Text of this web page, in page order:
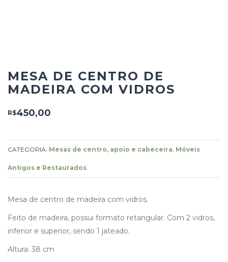
MESA DE CENTRO DE
MADEIRA COM VIDROS
R$450,00
CATEGORIA: Mesas de centro, apoio e cabeceira Móveis
Antigos e Restaurados
Mesa de centro de madeira com vidros.
Feito de madeira, possui formato retangular. Com 2 vidros,
inferior e superior, sendo 1 jateado.
Altura: 38 cm